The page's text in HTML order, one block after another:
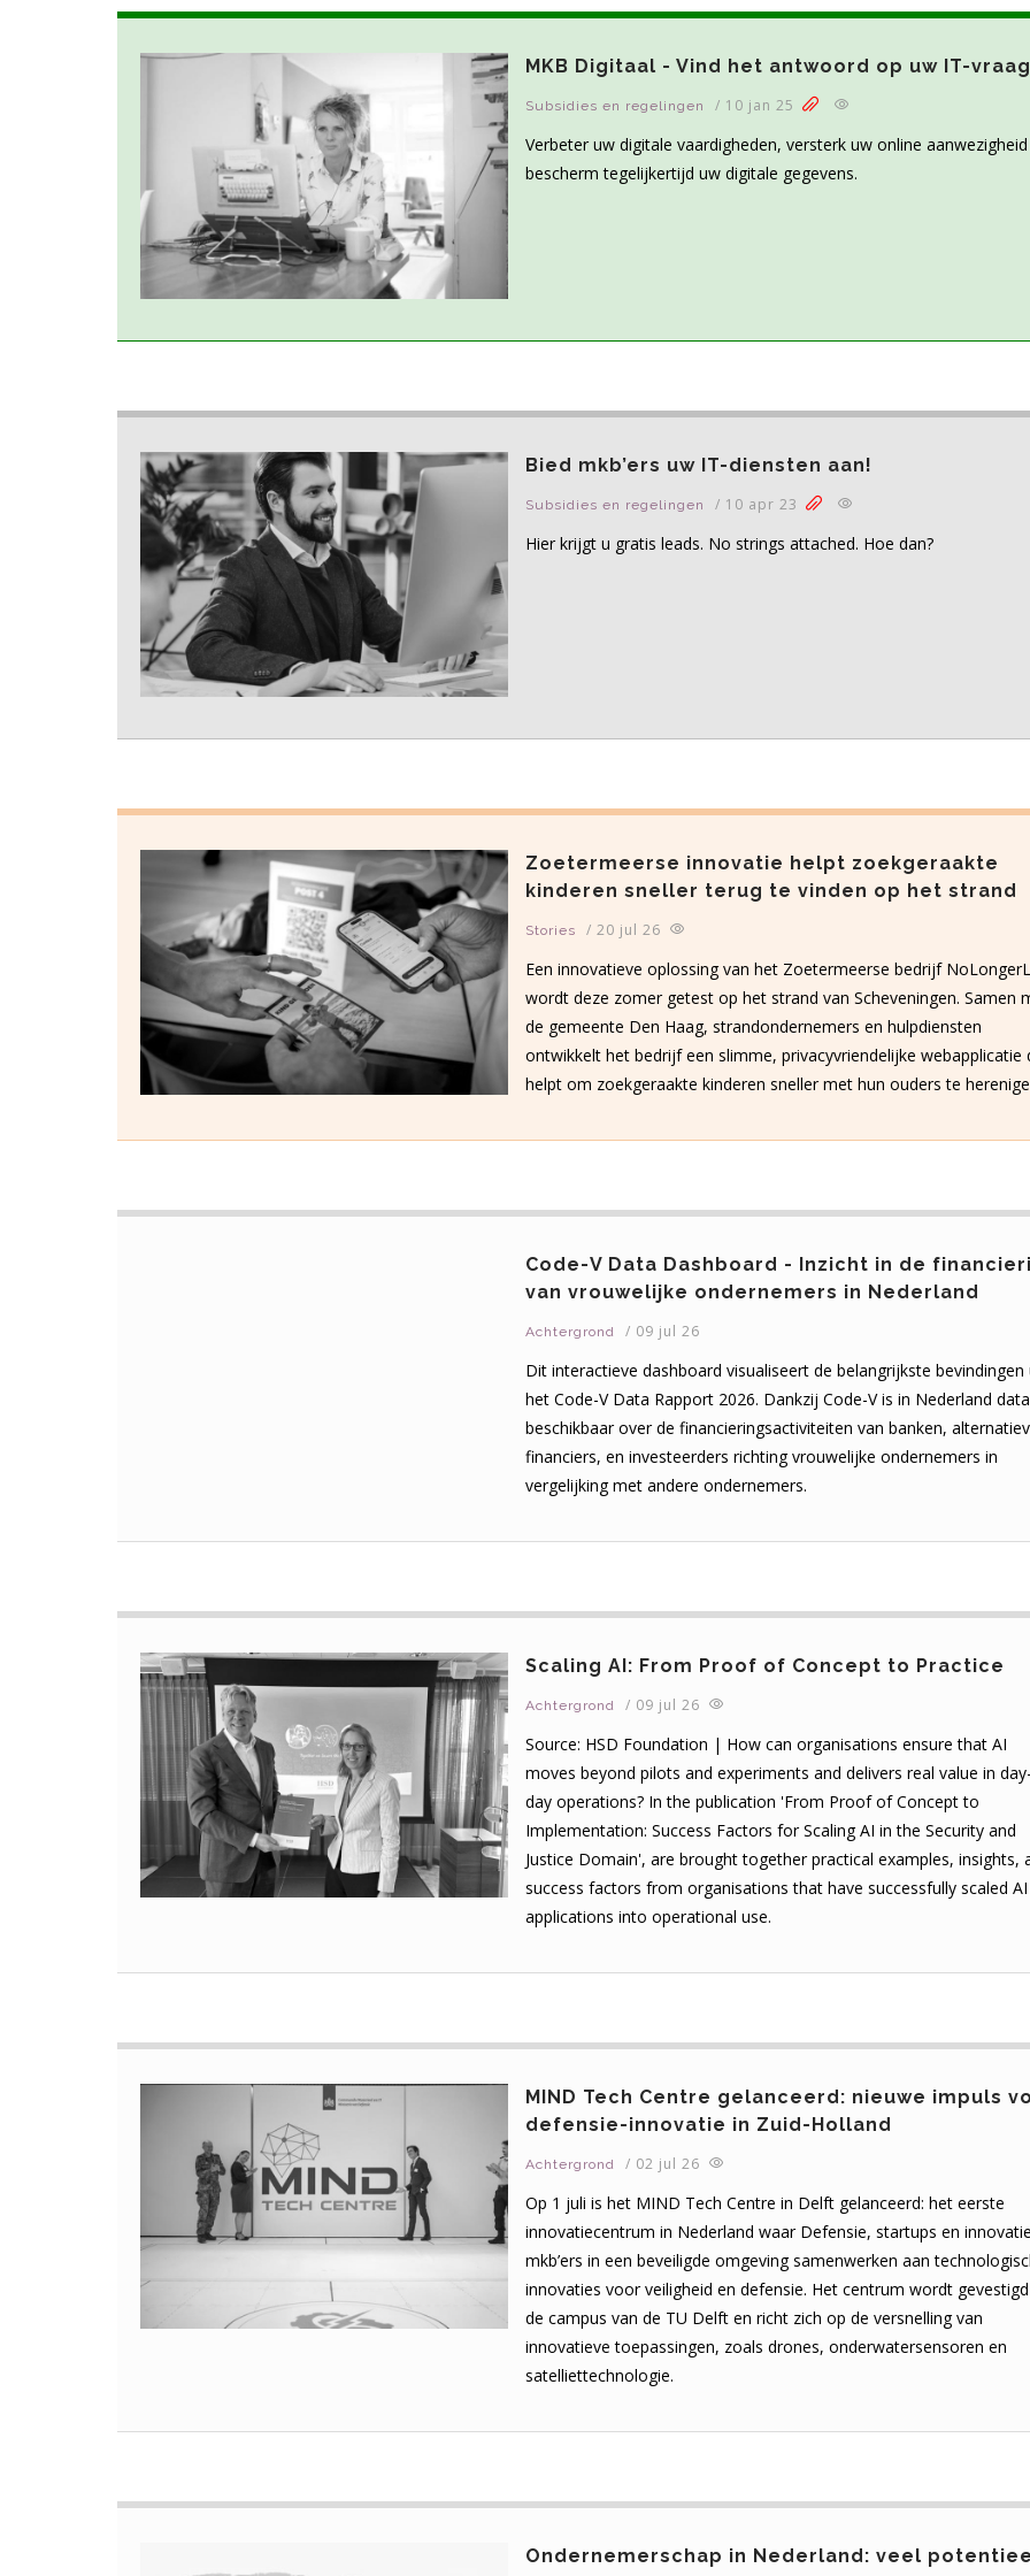
MKB Digitaal - Vind het antwoord op uw IT-
Subsidies en regelingen / 10 jan 25
Verbeter uw digitale vaardigheden, versterk uw online
bescherm tegelijkertijd uw digitale gegevens.
Bied mkb’ers uw IT-diensten aan!
Subsidies en regelingen / 10 apr 23
Hier krijgt u gratis leads. No strings attached. Hoe dan?
Zoetermeerse innovatie helpt zoekgeraakte
kinderen sneller terug te vinden op het strand
Stories / 20 jul 26
Een innovatieve oplossing van het Zoetermeerse bedrijf
wordt deze zomer getest op het strand van Scheveningen. Samen
de gemeente Den Haag, strandondernemers en hulpdiensten
ontwikkelt het bedrijf een slimme, privacyvriendelijke webapplicatie
helpt om zoekgeraakte kinderen sneller met hun ouders te
Code-V Data Dashboard - Inzicht in de
van vrouwelijke ondernemers in Nederland
Achtergrond / 09 jul 26
Dit interactieve dashboard visualiseert de belangrijkste bevindingen
het Code-V Data Rapport 2026. Dankzij Code-V is in Nederland data
beschikbaar over de financieringsactiviteiten van banken,
financiers, en investeerders richting vrouwelijke ondernemers in
vergelijking met andere ondernemers.
Scaling AI: From Proof of Concept to Practice
Achtergrond / 09 jul 26
Source: HSD Foundation | How can organisations ensure that AI
moves beyond pilots and experiments and delivers real value in
day operations? In the publication 'From Proof of Concept to
Implementation: Success Factors for Scaling AI in the Security and
Justice Domain', are brought together practical examples, insights,
success factors from organisations that have successfully scaled AI
applications into operational use.
MIND Tech Centre gelanceerd: nieuwe impuls
defensie-innovatie in Zuid-Holland
Achtergrond / 02 jul 26
Op 1 juli is het MIND Tech Centre in Delft gelanceerd: het eerste
innovatiecentrum in Nederland waar Defensie, startups en
mkb’ers in een beveiligde omgeving samenwerken aan
innovaties voor veiligheid en defensie. Het centrum wordt
de campus van de TU Delft en richt zich op de versnelling van
innovatieve toepassingen, zoals drones, onderwatersensoren en
satelliettechnologie.
Ondernemerschap in Nederland: veel